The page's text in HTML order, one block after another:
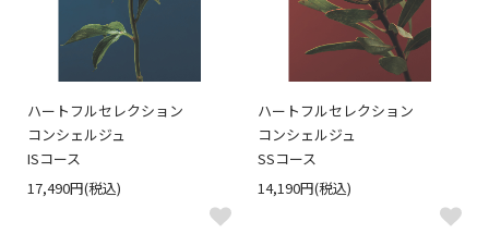
ハートフルセレクション
コンシェルジュ
ISコース
17,490円(税込)
ハートフルセレクション
コンシェルジュ
SSコース
14,190円(税込)